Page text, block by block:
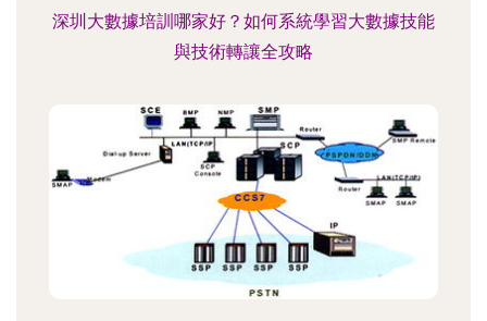
深圳大數據培訓哪家好？如何系統學習大數據技能
與技術轉讓全攻略